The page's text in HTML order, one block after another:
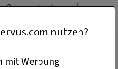
Orangenzestenund
Balsamicoabschmecken,
nutzen?
mit Werbung